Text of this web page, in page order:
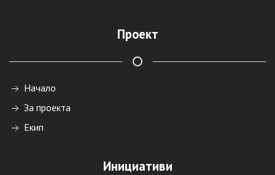
Проект
Начало
За проекта
Екип
Инициативи